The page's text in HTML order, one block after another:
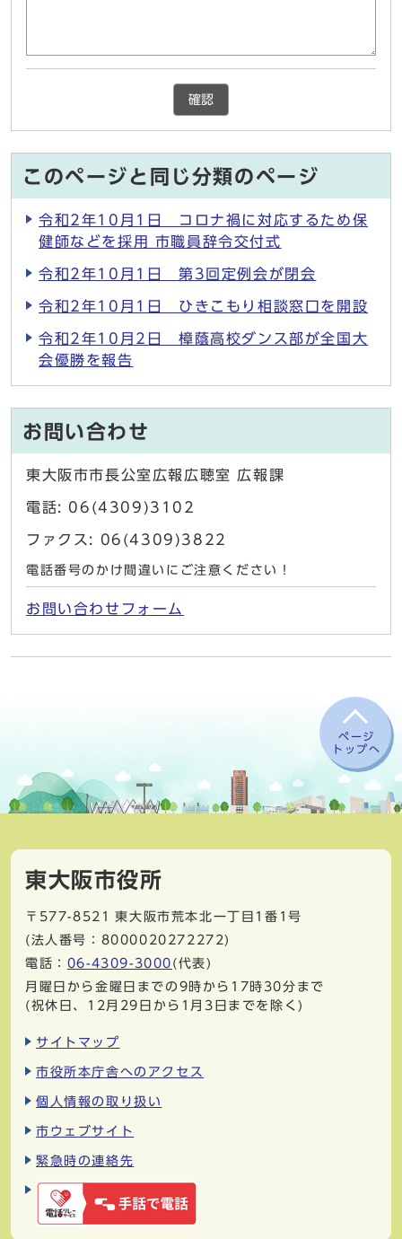
確認
このページと同じ分類のページ
令和2年10月1日 コロナ禍に対応するため保
健師などを採用 市職員辞令交付式
令和2年10月1日 第3回定例会が閉会
令和2年10月1日 ひきこもり相談窓口を開設
令和2年10月2日 樟蔭高校ダンス部が全国大
会優勝を報告
お問い合わせ
東大阪市市長公室広報広聴室 広報課
電話: 06(4309)3102
ファクス: 06(4309)3822
電話番号のかけ間違いにご注意ください！
お問い合わせフォーム
ページ
トップへ
東大阪市役所
〒577-8521
東大阪市荒本北一丁目1番1号
(法人番号：8000020272272)
電話： 06-4309-3000 (代表)
月曜日から金曜日までの9時から17時30分まで
(祝休日、12月29日から1月3日までを除く)
サイトマップ
市役所本庁舎へのアクセス
個人情報の取り扱い
市ウェブサイト
緊急時の連絡先